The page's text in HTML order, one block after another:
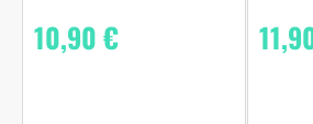
10,90€